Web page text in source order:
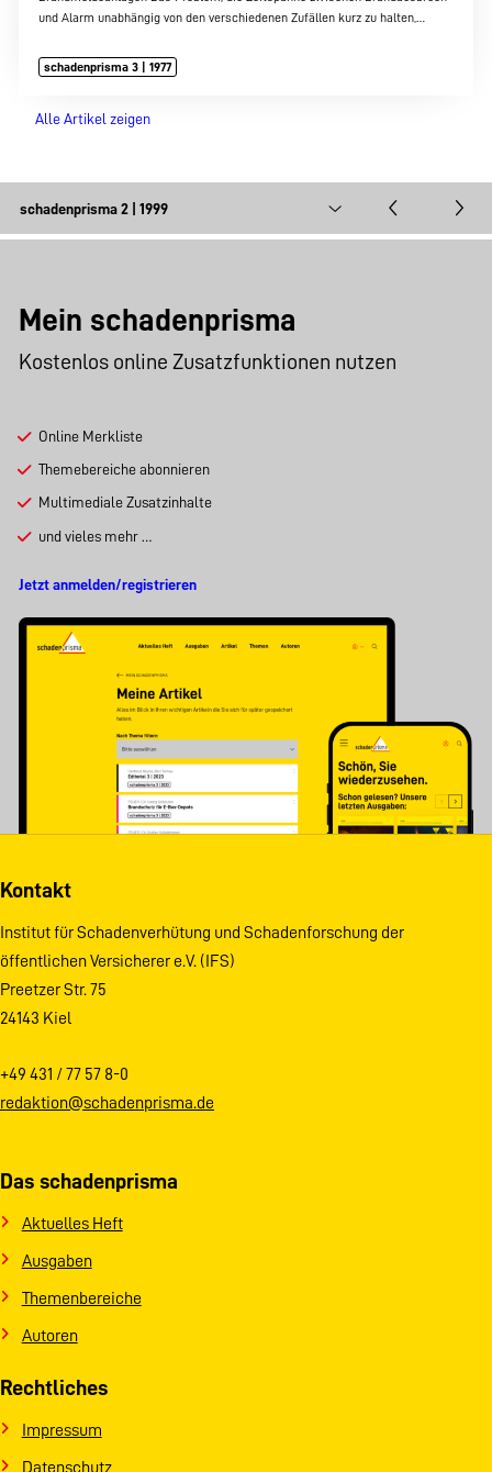
und Alarm unabhängig von den verschiedenen Zufällen kurz zu halten,…
schadenprisma 3 | 1977
Alle Artikel zeigen
Mein schadenprisma
Kostenlos online Zusatzfunktionen nutzen
Online Merkliste
Themebereiche abonnieren
Multimediale Zusatzinhalte
und vieles mehr …
Jetzt anmelden/registrieren
Kontakt
Institut für Schadenverhütung und Schadenforschung der
öffentlichen Versicherer e.V. (IFS)
Preetzer Str. 75
24143 Kiel
+49 431 / 77 57 8-0
redaktion@schadenprisma.de
Das schadenprisma
Aktuelles Heft
Ausgaben
Themenbereiche
Autoren
Rechtliches
Impressum
Datenschutz